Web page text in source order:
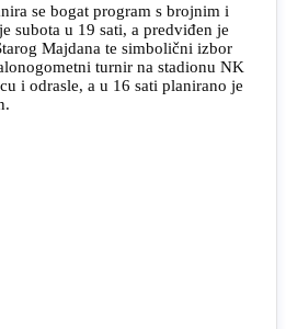
se bogat program s brojnim i
subota u 19 sati, a predviđen je
Majdana te simbolični izbor
turnir na stadionu NK
i odrasle, a u 16 sati planirano je